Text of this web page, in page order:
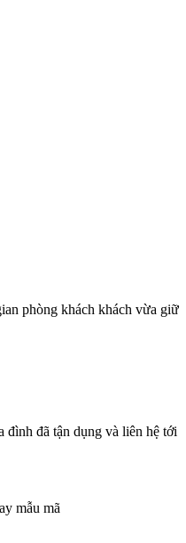
phòng khách khách vừa giữ
đình đã tận dụng và liên hệ tới
mẫu mã